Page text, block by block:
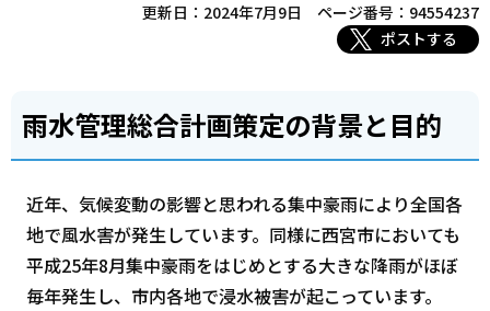
更新日：2024年7月9日
ページ番号：94554237
ポストする
雨水管理総合計画策定の背景と目的
近年、気候変動の影響と思われる集中豪雨により全国各
地で風水害が発生しています。同様に西宮市においても
平成25年8月集中豪雨をはじめとする大きな降雨がほぼ
毎年発生し、市内各地で浸水被害が起こっています。